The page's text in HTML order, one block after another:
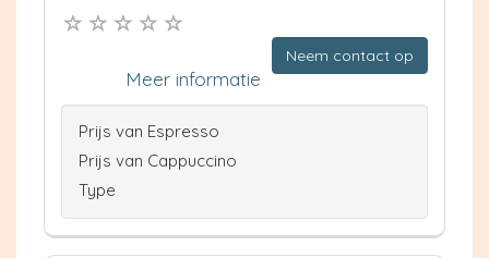
Neem contact op
Meer informatie
Prijs van Espresso
Prijs van Cappuccino
Type